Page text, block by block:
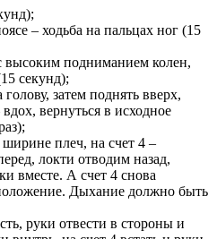
– ходьба на пальцах ног (15
высоким подниманием колен,
секунд);
затем поднять вверх,
вернуться в исходное
плеч, на счет 4 –
локти отводим назад,
вместе. А счет 4 снова
Дыхание должно быть
руки отвести в стороны и